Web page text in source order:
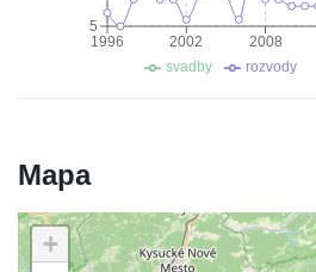
1996 2002 2008
5
svadby rozvody
Mapa
+